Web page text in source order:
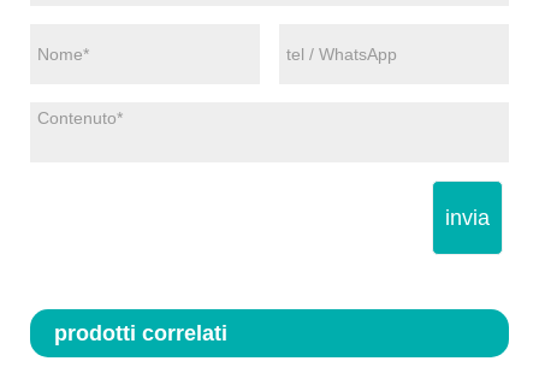
invia
prodotti correlati